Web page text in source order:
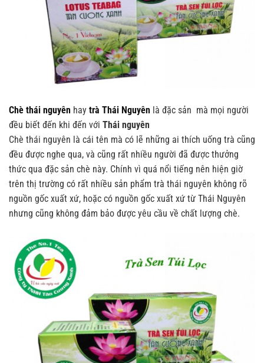
Chè thái nguyên hay trà Thái Nguyên là đặc sản mà mọi người
đều biết đến khi đến với Thái nguyên
Chè thái nguyên là cái tên mà có lẽ những ai thích uống trà cũng
đều được nghe qua, và cũng rất nhiều người đã được thưởng
thức qua đặc sản chè này. Chính vì quá nổi tiếng nên hiện giờ
trên thị trường có rất nhiều sản phẩm trà thái nguyên không rõ
nguồn gốc xuất xứ, hoặc có nguồn gốc xuất xứ từ Thái Nguyên
nhưng cũng không đảm bảo được yêu cầu về chất lượng chè.